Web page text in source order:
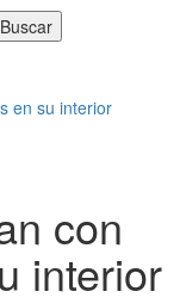
en su interior
con
interior